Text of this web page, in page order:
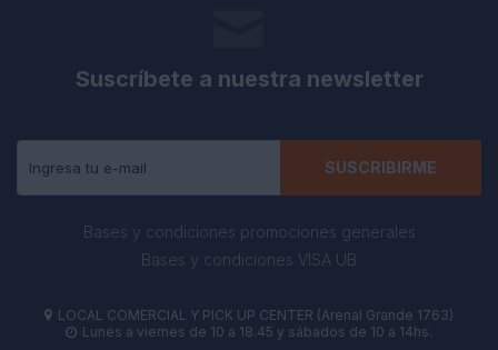
Suscríbete a nuestra newsletter
SUSCRIBIRME
Bases y condiciones promociones generales
Bases y condiciones VISA UB
 LOCAL COMERCIAL Y PICK UP CENTER (Arenal Grande 1763)
 Lunes a viernes de 10 a 18.45 y sábados de 10 a 14hs.